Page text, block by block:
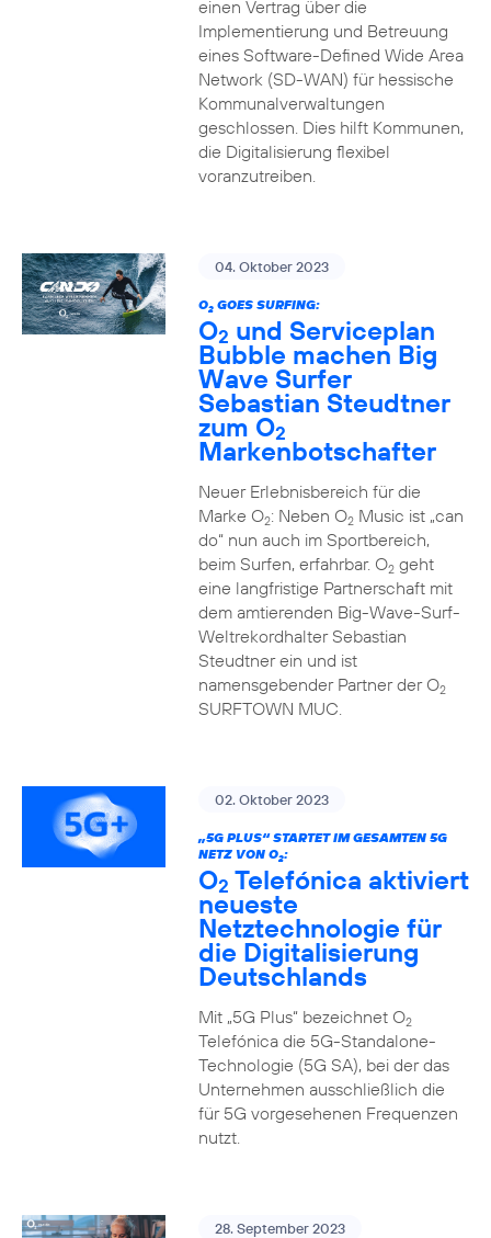
einen Vertrag über die
Implementierung und Betreuung
eines Software-Defined Wide Area
Network (SD-WAN) für hessische
Kommunalverwaltungen
geschlossen. Dies hilft Kommunen,
die Digitalisierung flexibel
voranzutreiben.
04. Oktober 2023
O2GOES SURFING:
O2 und Serviceplan
Bubble machen Big
Wave Surfer
Sebastian Steudtner
zum O2
Markenbotschafter
Neuer Erlebnisbereich für die
Marke O2: Neben O2Music ist „can
do“ nun auch im Sportbereich,
beim Surfen, erfahrbar. O2geht
eine langfristige Partnerschaft mit
dem amtierenden Big-Wave-Surf-
Weltrekordhalter Sebastian
Steudtner ein und ist
namensgebender Partner der O2
SURFTOWN MUC.
02. Oktober 2023
„5G PLUS“ STARTET IM GESAMTEN 5G
NETZ VON O2:
O2 Telefónica aktiviert
neueste
Netztechnologie für
die Digitalisierung
Deutschlands
Mit „5G Plus“ bezeichnet O2
Telefónica die 5G-Standalone-
Technologie (5G SA), bei der das
Unternehmen ausschließlich die
für 5G vorgesehenen Frequenzen
nutzt.
28. September 2023